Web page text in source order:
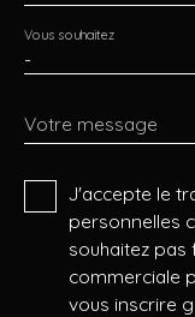
-
Vous souhaitez
Votre message
J'accepte le
personnelles
souhaitez
commerciale
vous inscrire